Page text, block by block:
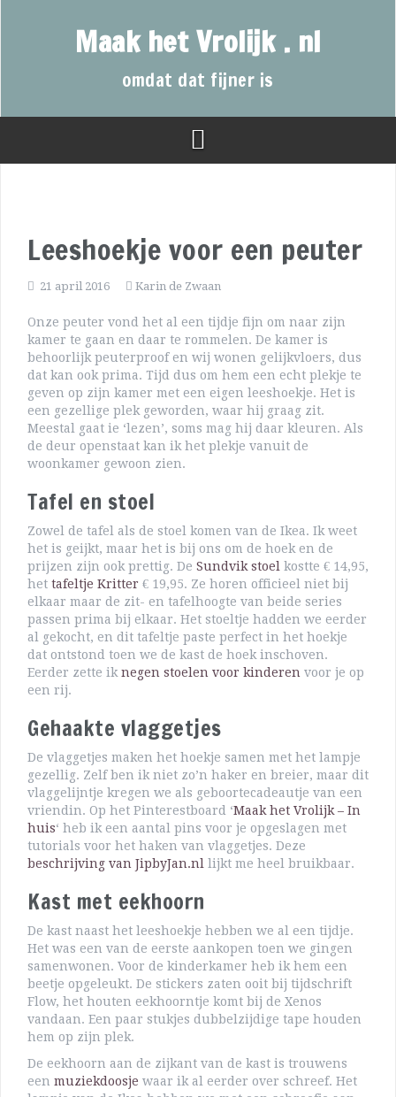
Maak het Vrolijk . nl
omdat dat fijner is
Leeshoekje voor een peuter
21 april 2016 Karin de Zwaan
Onze peuter vond het al een tijdje fijn om naar zijn
kamer te gaan en daar te rommelen. De kamer is
behoorlijk peuterproof en wij wonen gelijkvloers, dus
dat kan ook prima. Tijd dus om hem een echt plekje te
geven op zijn kamer met een eigen leeshoekje. Het is
een gezellige plek geworden, waar hij graag zit.
Meestal gaat ie ‘lezen’, soms mag hij daar kleuren. Als
de deur openstaat kan ik het plekje vanuit de
woonkamer gewoon zien.
Tafel en stoel
Zowel de tafel als de stoel komen van de Ikea. Ik weet
het is geijkt, maar het is bij ons om de hoek en de
prijzen zijn ook prettig. De Sundvik stoel kostte € 14,95,
het tafeltje Kritter € 19,95. Ze horen officieel niet bij
elkaar maar de zit- en tafelhoogte van beide series
passen prima bij elkaar. Het stoeltje hadden we eerder
al gekocht, en dit tafeltje paste perfect in het hoekje
dat ontstond toen we de kast de hoek inschoven.
Eerder zette ik negen stoelen voor kinderen voor je op
een rij.
Gehaakte vlaggetjes
De vlaggetjes maken het hoekje samen met het lampje
gezellig. Zelf ben ik niet zo’n haker en breier, maar dit
vlaggelijntje kregen we als geboortecadeautje van een
vriendin. Op het Pinterestboard ‘Maak het Vrolijk – In
huis‘ heb ik een aantal pins voor je opgeslagen met
tutorials voor het haken van vlaggetjes. Deze
beschrijving van JipbyJan.nl lijkt me heel bruikbaar.
Kast met eekhoorn
De kast naast het leeshoekje hebben we al een tijdje.
Het was een van de eerste aankopen toen we gingen
samenwonen. Voor de kinderkamer heb ik hem een
beetje opgeleukt. De stickers zaten ooit bij tijdschrift
Flow, het houten eekhoorntje komt bij de Xenos
vandaan. Een paar stukjes dubbelzijdige tape houden
hem op zijn plek.
De eekhoorn aan de zijkant van de kast is trouwens
een muziekdoosje waar ik al eerder over schreef. Het